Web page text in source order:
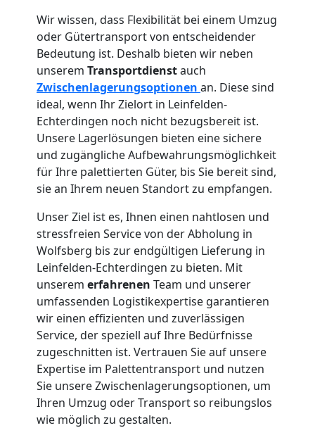
Wir wissen, dass Flexibilität bei einem Umzug
oder Gütertransport von entscheidender
Bedeutung ist. Deshalb bieten wir neben
unserem Transportdienstauch
Zwischenlagerungsoptionen an. Diese sind
ideal, wenn Ihr Zielort in Leinfelden-
Echterdingen noch nicht bezugsbereit ist.
Unsere Lagerlösungen bieten eine sichere
und zugängliche Aufbewahrungsmöglichkeit
für Ihre palettierten Güter, bis Sie bereit sind,
sie an Ihrem neuen Standort zu empfangen.
Unser Ziel ist es, Ihnen einen nahtlosen und
stressfreien Service von der Abholung in
Wolfsberg bis zur endgültigen Lieferung in
Leinfelden-Echterdingen zu bieten. Mit
unserem erfahrenen Team und unserer
umfassenden Logistikexpertise garantieren
wir einen effizienten und zuverlässigen
Service, der speziell auf Ihre Bedürfnisse
zugeschnitten ist. Vertrauen Sie auf unsere
Expertise im Palettentransport und nutzen
Sie unsere Zwischenlagerungsoptionen, um
Ihren Umzug oder Transport so reibungslos
wie möglich zu gestalten.